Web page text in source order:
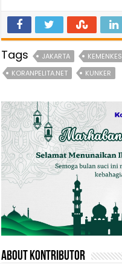
Tags JAKARTA KEMENKES
KORANPELITA.NET
KUNKER
About Kontributor